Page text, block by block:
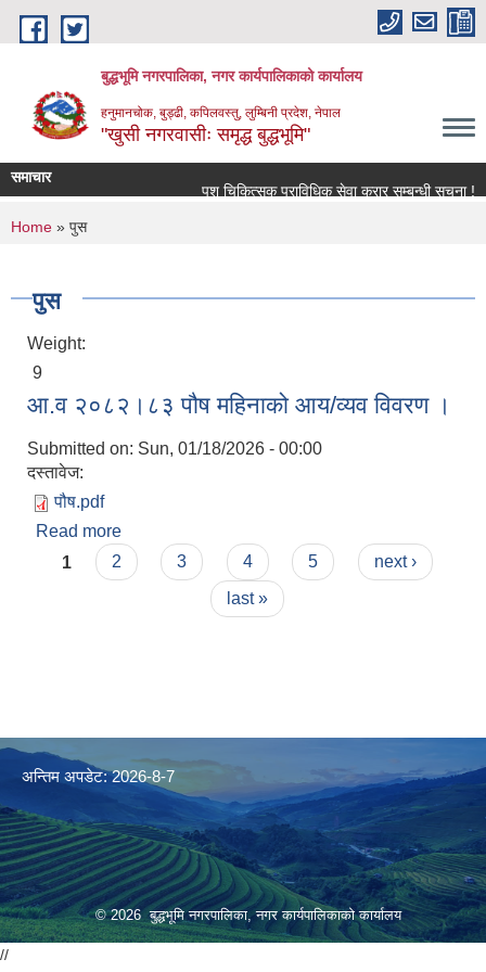
Skip to main content
बुद्धभूमि नगरपालिका, नगर कार्यपालिकाको कार्यालय
हनुमानचोक, बुड्ढी, कपिलवस्तु, लुम्बिनी प्रदेश, नेपाल
"खुसी नगरवासीः समृद्ध बुद्धभूमि"
समाचार
पशु चिकित्सक प्राविधिक सेवा करार सम्बन्धी सूचना !
You are here
Home » पुस
पुस
Weight:
9
आ.व २०८२।८३ पौष महिनाको आय/व्यव विवरण ।
Submitted on: Sun, 01/18/2026 - 00:00
दस्तावेज:
पौष.pdf
Read more
Pages
1 2 3 4 5
next ›
last »
अन्तिम अपडेट: 2026-8-7
© 2026 बुद्धभूमि नगरपालिका, नगर कार्यपालिकाको कार्यालय
//